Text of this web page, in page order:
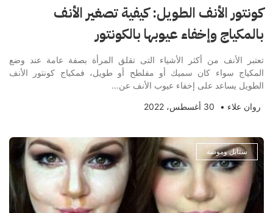
كونتور الأنف الطويل: كيفية تصغير الأنف
بالمكياج وإخفاء عيوبها بالكونتور
تعتبر الأنف من أكثر الأشياء التى تقلق المرأة بصفة عامة عند وضع
المكياج سواء كان سميك أو مفلطح أو طويل، فمكياج كونتور الأنف
الطويل يساعد على إخفاء عيوب الأنف عن…
روان علاء • 30 أغسطس، 2022
ستايل وموضة